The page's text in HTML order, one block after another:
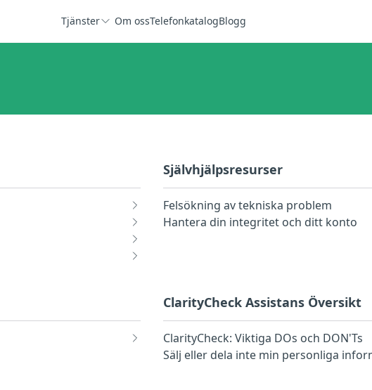
Tjänster Om ossTelefonkatalogBlogg
Självhjälpsresurser
Felsökning av tekniska problem
Hantera din integritet och ditt konto
ClarityCheck Assistans Översikt
ClarityCheck: Viktiga DOs och DON'Ts
Sälj eller dela inte min personliga